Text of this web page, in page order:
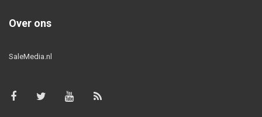
Over ons
SaleMedia.nl